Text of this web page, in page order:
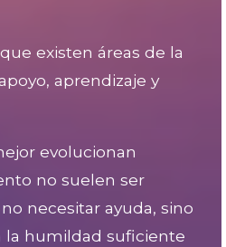
existen áreas de la
aprendizaje y
evolucionan
no suelen ser
necesitar ayuda, sino
la humildad suficiente